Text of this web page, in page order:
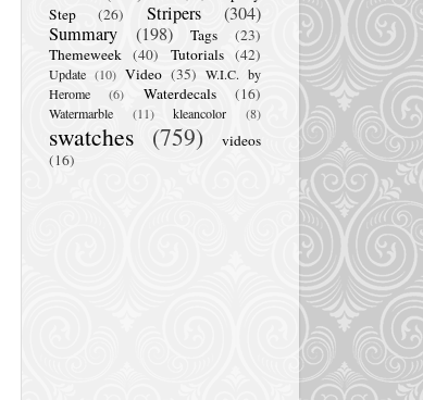
Step
(26) Stripers
(304)
Summary
(198) Tags
(23)
Themeweek (40) Tutorials (42)
Update (10) Video (35) W.I.C. by
Herome
(6) Waterdecals (16)
Watermarble (11) kleancolor (8)
swatches (759)
videos
(16)